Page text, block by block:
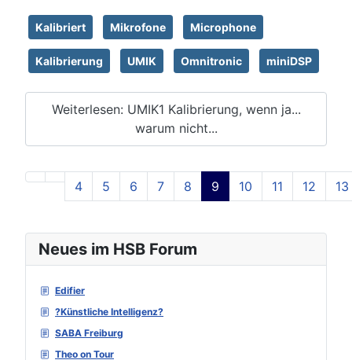
Neues im HSB Forum
Edifier
?Künstliche Intelligenz?
SABA Freiburg
Theo on Tour
Kalibriert Mikrofone Microphone
Kalibrierung UMIK Omnitronic miniDSP
Weiterlesen: UMIK1 Kalibrierung, wenn ja...
warum nicht...
Seite 9 von 129
4 5 6 7 8 9 10 11 12 13